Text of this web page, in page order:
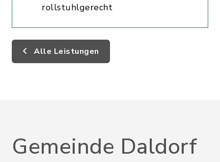
rollstuhlgerecht
Alle Leistungen
Gemeinde Daldorf